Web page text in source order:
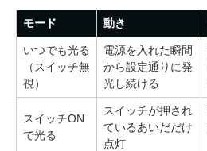
モード 動き
いつでも光る
（スイッチ無
視）
電源を入れた瞬間
から設定通りに発
光し続ける
スイッチON
で光る
スイッチが押され
ているあいだだけ
点灯